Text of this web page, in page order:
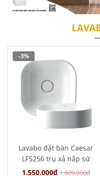
Lavabo đặt bàn Caesar
LF5256 trụ xả nắp sứ
1.550.000đ 1.609.000đ
-3%